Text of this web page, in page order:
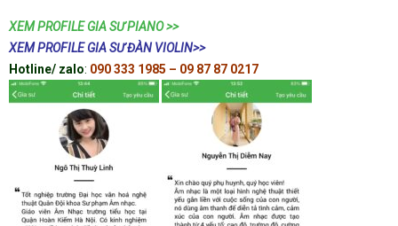
XEM PROFILE GIA SƯ PIANO >>
XEM PROFILE GIA SƯ ĐÀN VIOLIN>>
Hotline/ zalo: 090 333 1985 – 09 87 87 0217